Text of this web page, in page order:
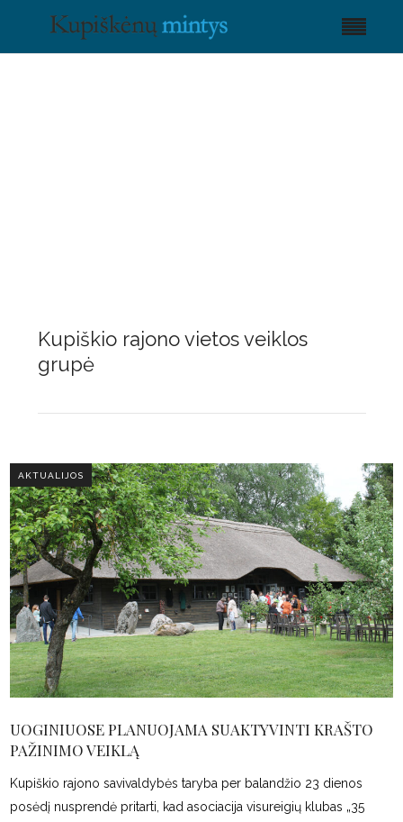
Kupiškio rajono vietos veiklos
grupė
AKTUALIJOS
UOGINIUOSE PLANUOJAMA SUAKTYVINTI KRAŠTO
PAŽINIMO VEIKLĄ
Kupiškio rajono savivaldybės taryba per balandžio 23 dienos
posėdį nusprendė pritarti, kad asociacija visureigių klubas „35